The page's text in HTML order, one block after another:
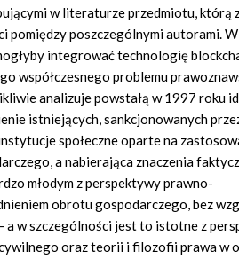
w literaturze przedmiotu, którą
pomiędzy poszczególnymi autorami.
integrować technologię
współczesnego problemu
analizuje powstałą w 1997 roku
istniejących, sankcjonowanych
społeczne oparte na
a nabierająca znaczenia
młodym z perspektywy prawno-
obrotu gospodarczego, bez
a w szczególności jest to istotne z
oraz teorii i filozofii prawa w